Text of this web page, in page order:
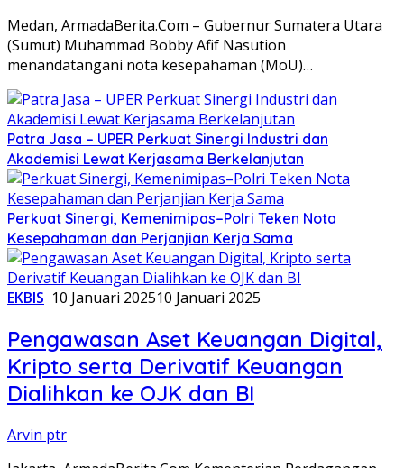
Medan, ArmadaBerita.Com – Gubernur Sumatera Utara
(Sumut) Muhammad Bobby Afif Nasution
menandatangani nota kesepahaman (MoU)…
Patra Jasa – UPER Perkuat Sinergi Industri dan
Akademisi Lewat Kerjasama Berkelanjutan
Perkuat Sinergi, Kemenimipas–Polri Teken Nota
Kesepahaman dan Perjanjian Kerja Sama
EKBIS 10 Januari 202510 Januari 2025
Pengawasan Aset Keuangan Digital,
Kripto serta Derivatif Keuangan
Dialihkan ke OJK dan BI
Arvin ptr